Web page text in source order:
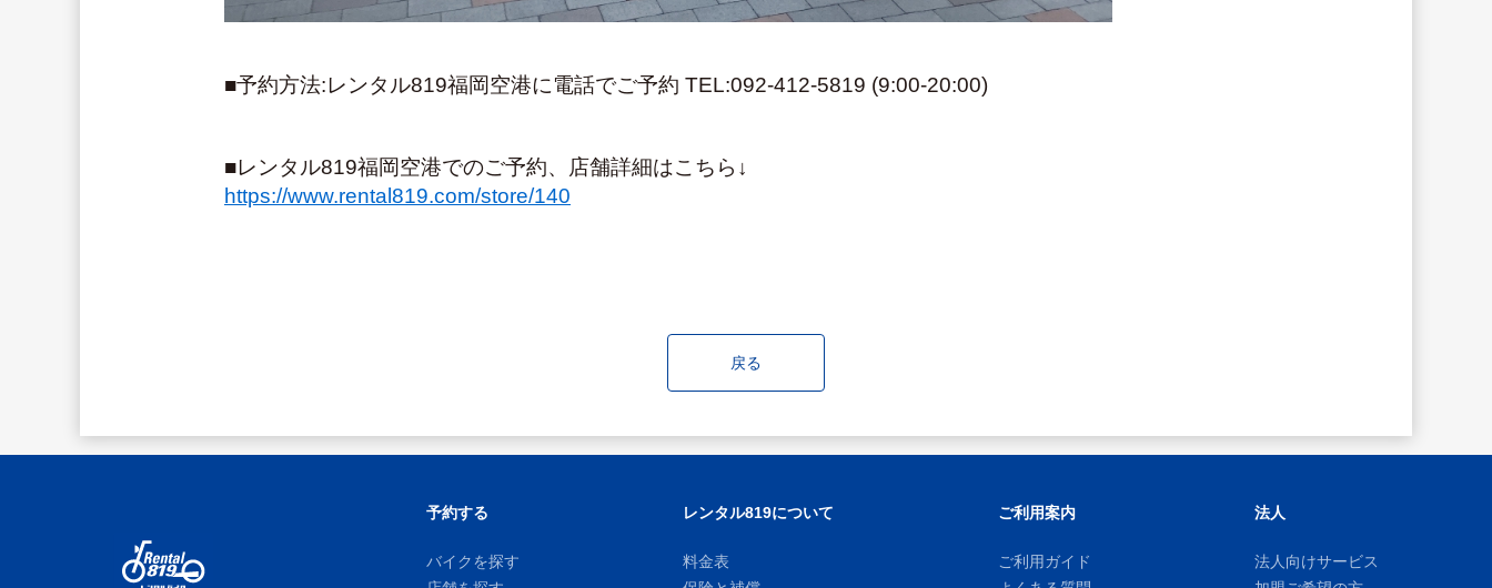
■予約方法:レンタル819福岡空港に電話でご予約 TEL:092-412-5819 (9:00-20:00)
■レンタル819福岡空港でのご予約、店舗詳細はこちら↓
https://www.rental819.com/store/140
戻る
予約する
バイクを探す
レンタル819について
料金表
ご利用案内
ご利用ガイド
法人
法人向けサービス